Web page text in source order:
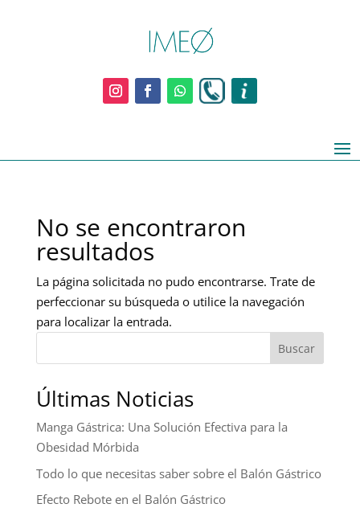
No se encontraron
resultados
La página solicitada no pudo encontrarse. Trate de
perfeccionar su búsqueda o utilice la navegación
para localizar la entrada.
Buscar
Últimas Noticias
Manga Gástrica: Una Solución Efectiva para la
Obesidad Mórbida
Todo lo que necesitas saber sobre el Balón Gástrico
Efecto Rebote en el Balón Gástrico